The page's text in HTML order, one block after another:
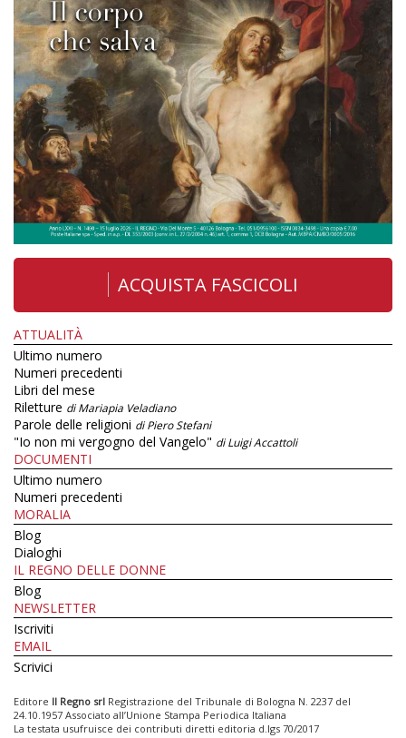
ACQUISTA FASCICOLI
ATTUALITÀ
Ultimo numero
Numeri precedenti
Libri del mese
Riletture di Mariapia Veladiano
Parole delle religioni di Piero Stefani
"Io non mi vergogno del Vangelo" di Luigi Accattoli
DOCUMENTI
Ultimo numero
Numeri precedenti
MORALIA
Blog
Dialoghi
IL REGNO DELLE DONNE
Blog
NEWSLETTER
Iscriviti
EMAIL
Scrivici
Editore Il Regno srl Registrazione del Tribunale di Bologna N. 2237 del
24.10.1957 Associato all’Unione Stampa Periodica Italiana
La testata usufruisce dei contributi diretti editoria d.lgs 70/2017